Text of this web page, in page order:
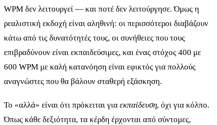
WPM δεν λειτουργεί — και ποτέ δεν λειτούργησε. Όμως η
ρεαλιστική εκδοχή είναι αληθινή: οι περισσότεροι διαβάζουν
κάτω από τις δυνατότητές τους, οι συνήθειες που τους
επιβραδύνουν είναι εκπαιδεύσιμες, και ένας στόχος 400 με
600 WPM με καλή κατανόηση είναι εφικτός για πολλούς
αναγνώστες που θα βάλουν σταθερή εξάσκηση.
Το «αλλά» είναι ότι πρόκειται για εκπαίδευση, όχι για κόλπο.
Όπως κάθε δεξιότητα, τα κέρδη έρχονται από σύντομες,